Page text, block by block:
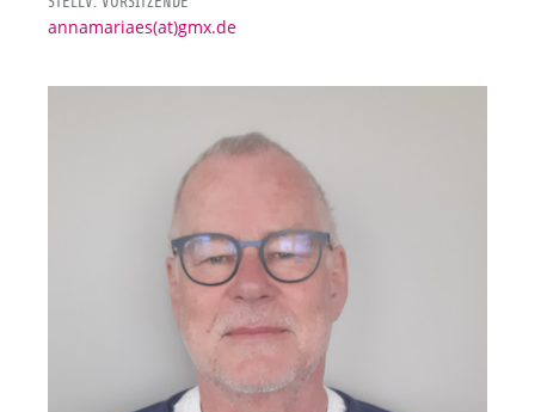
annamariaes(at)gmx.de